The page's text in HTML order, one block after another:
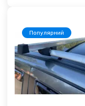
Популярний